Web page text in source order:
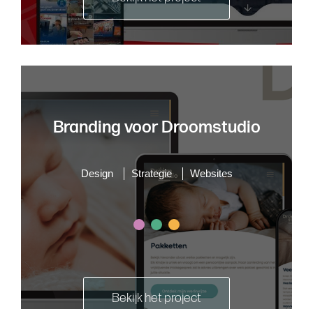
Branding voor Droomstudio
Design Strategie Websites
Bekijk het project